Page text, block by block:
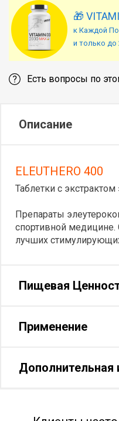
🎁
к Каждой
и только до
Есть вопросы по
Описание
ELEUTHERO 400
Таблетки с
Препараты
спортивной
лучших
Пищевая
Применение
Дополнительная